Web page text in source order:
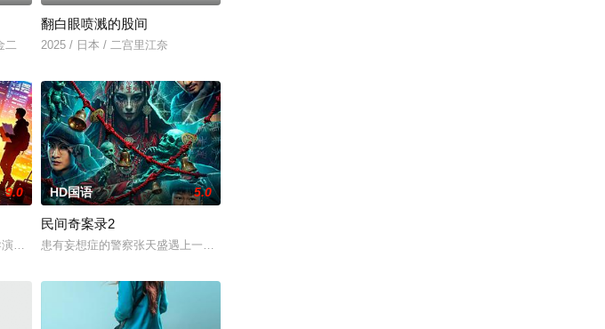
开始了舞蹈生涯。朱音为了支撑家数在酒吧工作
二
翻白眼喷溅的股间
2025 / 日本 / 二宫里江奈
迪参战。首轮毒贩阿泰交易败露被廖爷灭
牵引出“婴胎报仇”，“娘娘索命”等一连串妖异事件，张天盛虽被种种诡怪幻象阻
9.0
朱达仁萌生拍一部《河南人在北京》电影的念头，在说服主编姚松、老乡韩战、二房东杨小强加入后，一路曲折式“
HD国语 5.0
民间奇案录2
患有妄想症的警察张天盛遇上一起离奇的神像杀人事件，勘案过程中，牵引出“婴胎报仇”，“娘娘索命”等一连